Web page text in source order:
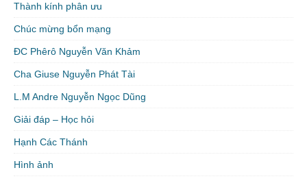
Thành kính phân ưu
Chúc mừng bổn mạng
ĐC Phêrô Nguyễn Văn Khảm
Cha Giuse Nguyễn Phát Tài
L.M Andre Nguyễn Ngọc Dũng
Giải đáp – Học hỏi
Hạnh Các Thánh
Hình ảnh